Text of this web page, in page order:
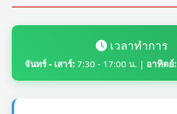
เวลาทำการ
จันทร์ - เสาร์: 7:30 - 17:00 น. | อาทิตย์: